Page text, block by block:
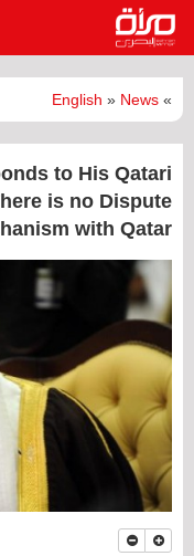
»
English » News
to His Qatari
is no Dispute
with Qatar